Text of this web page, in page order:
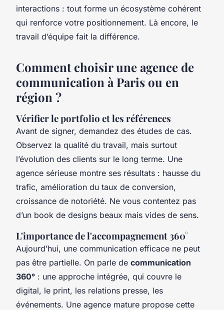
interactions : tout forme un écosystème cohérent
qui renforce votre positionnement. Là encore, le
travail d’équipe fait la différence.
Comment choisir une agence de
communication à Paris ou en
région ?
Vérifier le portfolio et les références
Avant de signer, demandez des études de cas.
Observez la qualité du travail, mais surtout
l’évolution des clients sur le long terme. Une
agence sérieuse montre ses résultats : hausse du
trafic, amélioration du taux de conversion,
croissance de notoriété. Ne vous contentez pas
d’un book de designs beaux mais vides de sens.
L'importance de l'accompagnement 360°
Aujourd’hui, une communication efficace ne peut
pas être partielle. On parle de communication
360° : une approche intégrée, qui couvre le
digital, le print, les relations presse, les
événements. Une agence mature propose cette